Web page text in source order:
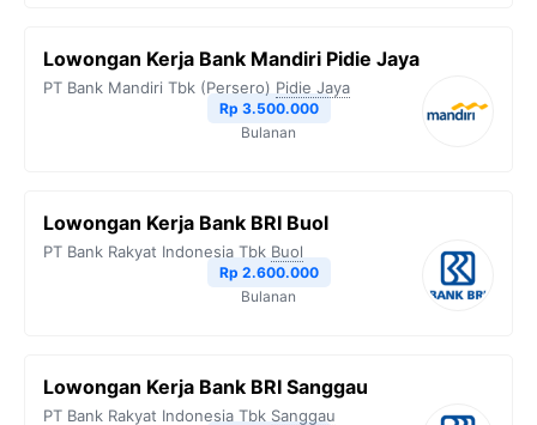
Lowongan Kerja Bank Mandiri Pidie Jaya
PT Bank Mandiri Tbk (Persero) Pidie Jaya
Rp 3.500.000
Bulanan
Lowongan Kerja Bank BRI Buol
PT Bank Rakyat Indonesia Tbk Buol
Rp 2.600.000
Bulanan
Lowongan Kerja Bank BRI Sanggau
PT Bank Rakyat Indonesia Tbk Sanggau